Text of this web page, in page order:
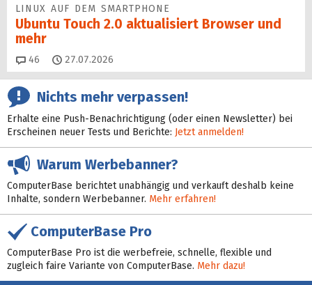
LINUX AUF DEM SMARTPHONE
Ubuntu Touch 2.0 aktualisiert Browser und
mehr
46 Kommentare
27.07.2026
Nichts mehr verpassen!
Erhalte eine Push-Benachrichtigung (oder einen Newsletter) bei
Erscheinen neuer Tests und Berichte: Jetzt anmelden!
Warum Werbebanner?
ComputerBase berichtet unabhängig und verkauft deshalb keine
Inhalte, sondern Werbebanner. Mehr erfahren!
ComputerBase Pro
ComputerBase Pro ist die werbefreie, schnelle, flexible und
zugleich faire Variante von ComputerBase. Mehr dazu!